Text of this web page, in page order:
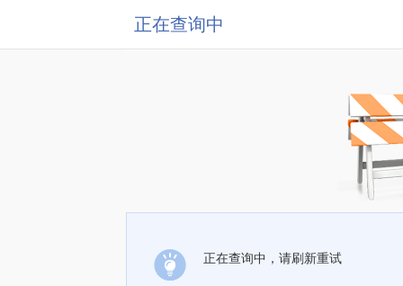
正在查询中
正在查询中，请刷新重试